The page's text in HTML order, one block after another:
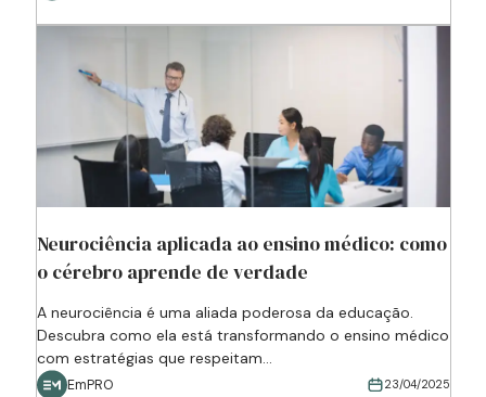
Neurociência aplicada ao ensino médico: como
o cérebro aprende de verdade
A neurociência é uma aliada poderosa da educação.
Descubra como ela está transformando o ensino médico
com estratégias que respeitam...
EmPRO 23/04/2025